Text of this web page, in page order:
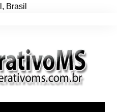
, Brasil